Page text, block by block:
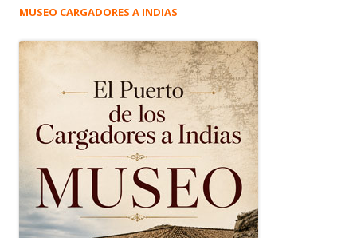
MUSEO CARGADORES A INDIAS